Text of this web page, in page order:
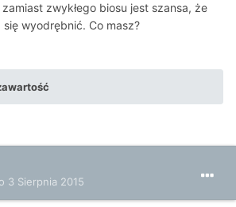
zwykłego biosu jest szansa, że
wyodrębnić. Co masz?
3 Sierpnia 2015